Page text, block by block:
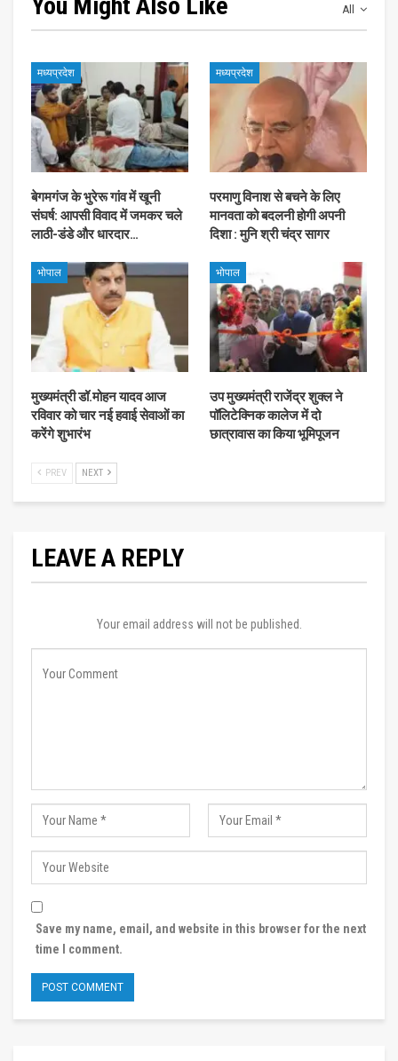
All
मध्यप्रदेश
बेगमगंज के भुरेरू गांव में खूनी
संघर्ष: आपसी विवाद में जमकर चले
लाठी-डंडे और धारदार…
मध्यप्रदेश
परमाणु विनाश से बचने के लिए
मानवता को बदलनी होगी अपनी
दिशा : मुनि श्री चंद्र सागर
भोपाल
मुख्यमंत्री डॉ.मोहन यादव आज
रविवार को चार नई हवाई सेवाओं का
करेंगे शुभारंभ
भोपाल
उप मुख्यमंत्री राजेंद्र शुक्ल ने
पॉलिटेक्निक कालेज में दो
छात्रावास का किया भूमिपूजन
PREV NEXT
LEAVE A REPLY
Your email address will not be published.
Save my name, email, and website in this browser for the next
time I comment.